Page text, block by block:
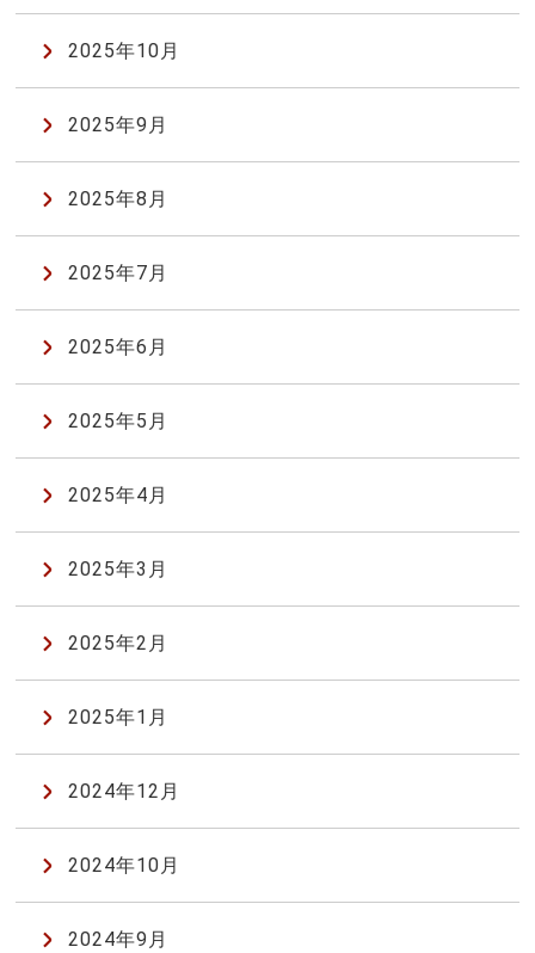
2025年10月
2025年9月
2025年8月
2025年7月
2025年6月
2025年5月
2025年4月
2025年3月
2025年2月
2025年1月
2024年12月
2024年10月
2024年9月